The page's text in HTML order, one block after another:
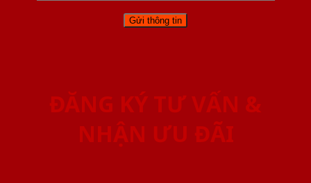
ĐĂNG KÝ TƯ VẤN &
NHẬN ƯU ĐÃI